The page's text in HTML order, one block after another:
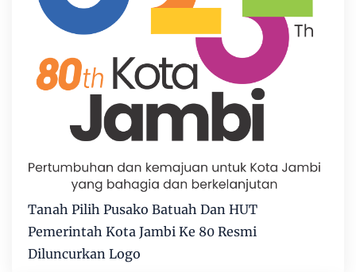
Tanah Pilih Pusako Batuah Dan HUT
Pemerintah Kota Jambi Ke 80 Resmi
Diluncurkan Logo